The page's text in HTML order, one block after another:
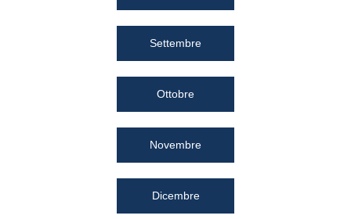
Settembre
Ottobre
Novembre
Dicembre